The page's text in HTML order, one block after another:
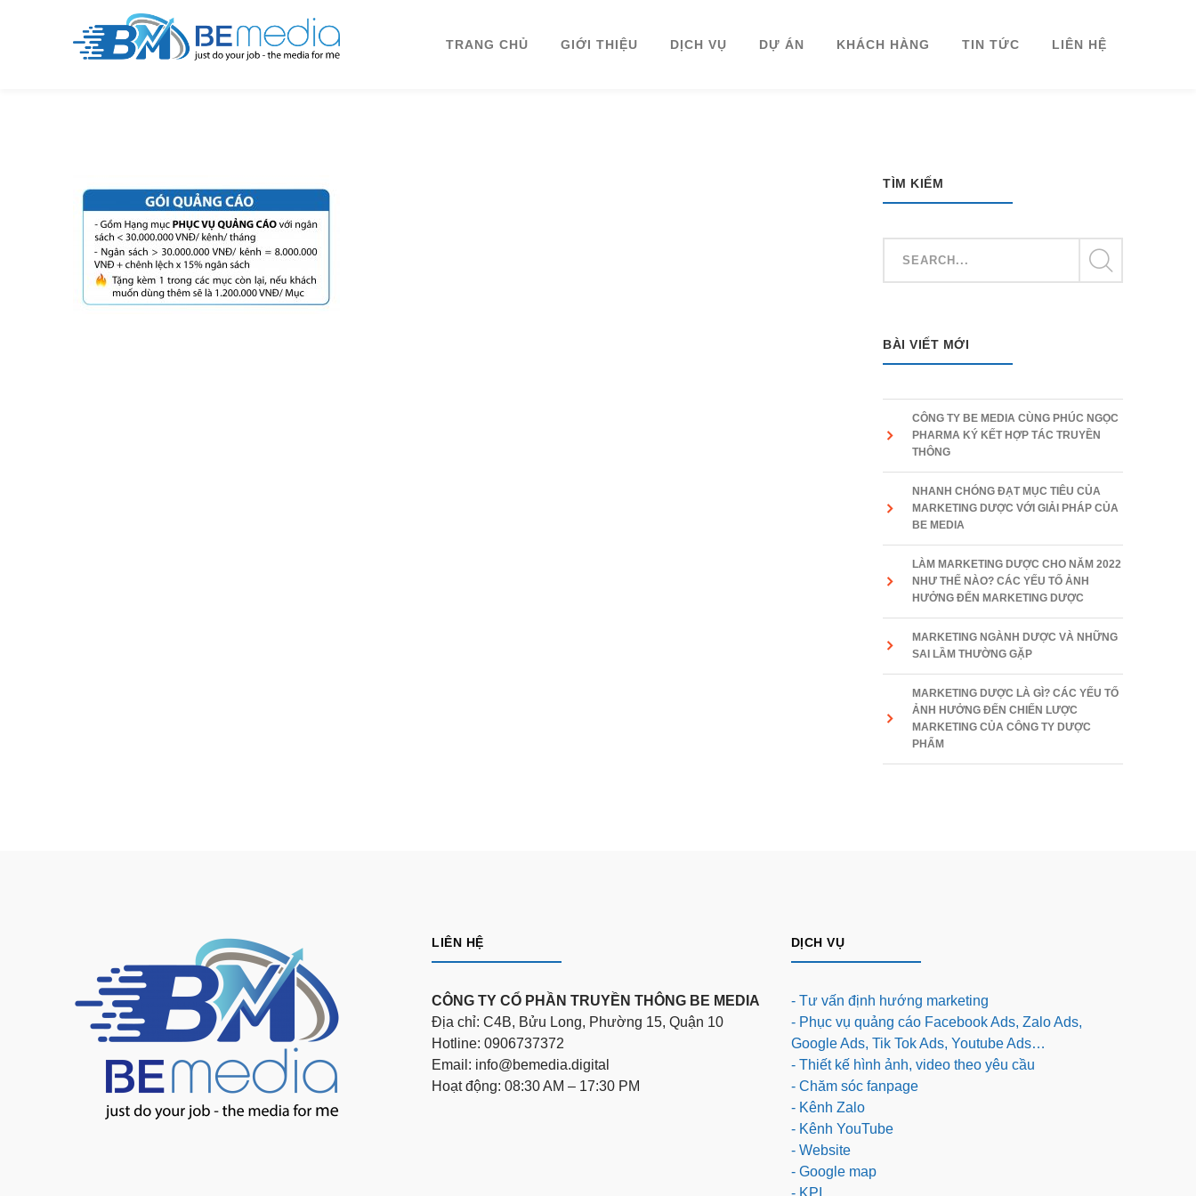
TRANG CHỦ GIỚI THIỆU DỊCH VỤ DỰ ÁN KHÁCH HÀNG TIN TỨC LIÊN HỆ
TÌM KIẾM
BÀI VIẾT MỚI
CÔNG TY BE MEDIA CÙNG PHÚC NGỌC
PHARMA KÝ KẾT HỢP TÁC TRUYỀN
THÔNG
NHANH CHÓNG ĐẠT MỤC TIÊU CỦA
MARKETING DƯỢC VỚI GIẢI PHÁP CỦA
BE MEDIA
LÀM MARKETING DƯỢC CHO NĂM 2022
NHƯ THẾ NÀO? CÁC YẾU TỐ ẢNH
HƯỞNG ĐẾN MARKETING DƯỢC
MARKETING NGÀNH DƯỢC VÀ NHỮNG
SAI LẦM THƯỜNG GẶP
MARKETING DƯỢC LÀ GÌ? CÁC YẾU TỐ
ẢNH HƯỞNG ĐẾN CHIẾN LƯỢC
MARKETING CỦA CÔNG TY DƯỢC
PHẨM
LIÊN HỆ
CÔNG TY CỔ PHẦN TRUYỀN THÔNG BE MEDIA
Địa chỉ: C4B, Bửu Long, Phường 15, Quận 10
Hotline: 0906737372
Email: info@bemedia.digital
Hoạt động: 08:30 AM – 17:30 PM
DỊCH VỤ
- Tư vấn định hướng marketing
- Phục vụ quảng cáo Facebook Ads, Zalo Ads,
Google Ads, Tik Tok Ads, Youtube Ads…
- Thiết kế hình ảnh, video theo yêu cầu
- Chăm sóc fanpage
- Kênh Zalo
- Kênh YouTube
- Website
- Google map
- KPI